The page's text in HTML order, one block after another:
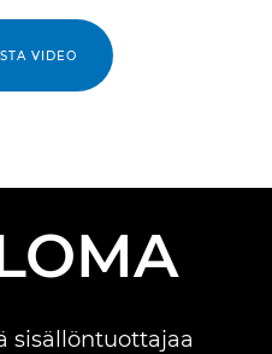
VIDEO
sisällöntuottajaa